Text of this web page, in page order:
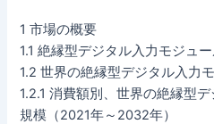
1 市場の概要
1.1 絶縁型デジタル入力モジュ
1.2 世界の絶縁型デジタル入力
1.2.1 消費額別、世界の絶縁型
規模（2021年～2032年）